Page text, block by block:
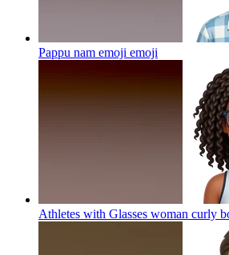
Pappu nam emoji emoji
Athletes with Glasses woman curly